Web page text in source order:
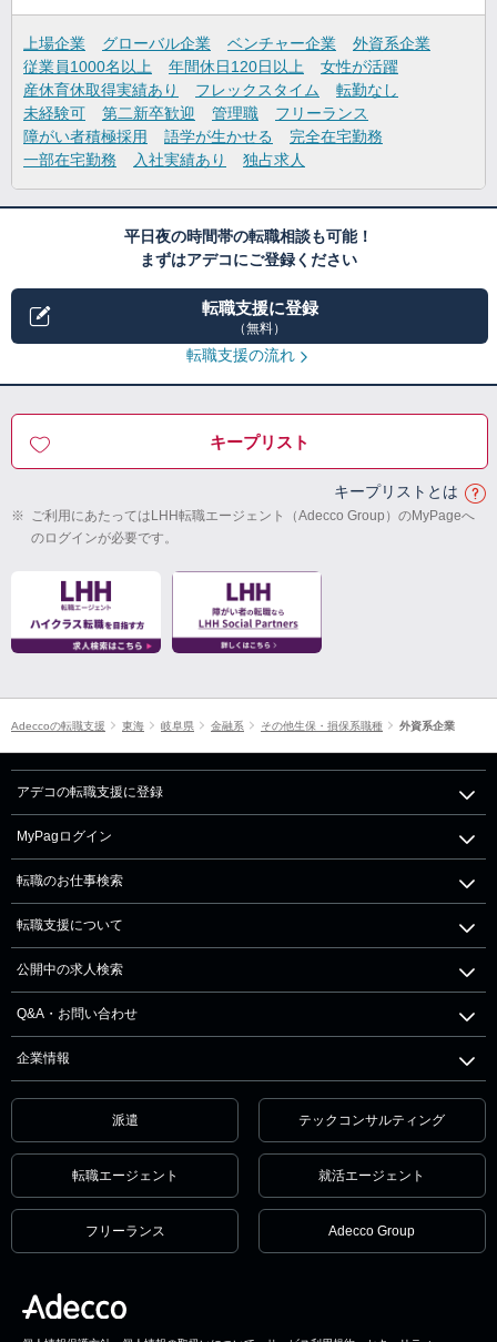
上場企業 グローバル企業 ベンチャー企業
外資系企業
従業員1000名以上
年間休日120日以上
女性が活躍
産休育休取得実績あり
フレックスタイム
転勤なし
未経験可
第二新卒歓迎 管理職
フリーランス
障がい者積極採用
語学が生かせる
完全在宅勤務
一部在宅勤務
入社実績あり 独占求人
平日夜の時間帯の転職相談も可能！
まずはアデコにご登録ください
転職支援に登録
（無料）
転職支援の流れ
キープリスト
キープリストとは
※ ご利用にあたってはLHH転職エージェント（Adecco Group）のMyPageへ
のログインが必要です。
Adeccoの転職支援 東海 岐阜県 金融系 その他生保・損保系職種 外資系企業
アデコの転職支援に登録
MyPagログイン
転職のお仕事検索
転職支援について
公開中の求人検索
Q&A・お問い合わせ
企業情報
派遣 テックコンサルティング
転職エージェント 就活エージェント
フリーランス Adecco Group